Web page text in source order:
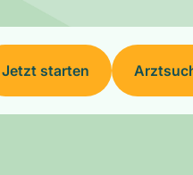
Jetzt starten